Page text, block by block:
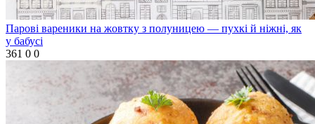
Парові вареники на жовтку з полуницею — пухкі й ніжні, як
у бабусі
361 0 0